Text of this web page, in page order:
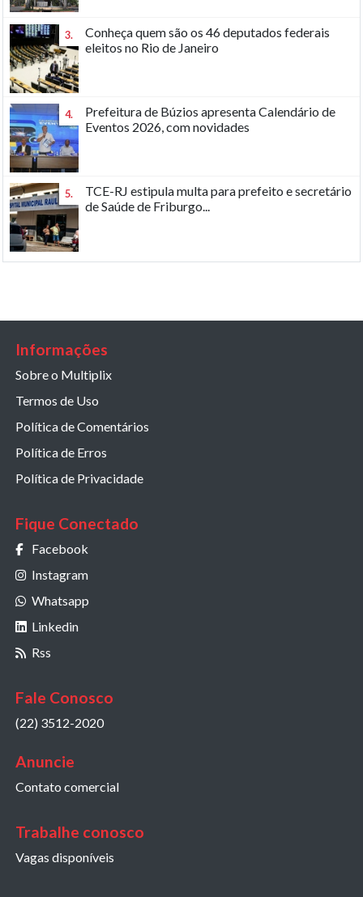
3.
Conheça quem são os 46 deputados federais
eleitos no Rio de Janeiro
4.
Prefeitura de Búzios apresenta Calendário de
Eventos 2026, com novidades
5.
TCE-RJ estipula multa para prefeito e secretário
de Saúde de Friburgo...
Informações
Sobre o Multiplix
Termos de Uso
Política de Comentários
Política de Erros
Política de Privacidade
Fique Conectado
Facebook
Instagram
Whatsapp
Linkedin
Rss
Fale Conosco
(22) 3512-2020
Anuncie
Contato comercial
Trabalhe conosco
Vagas disponíveis